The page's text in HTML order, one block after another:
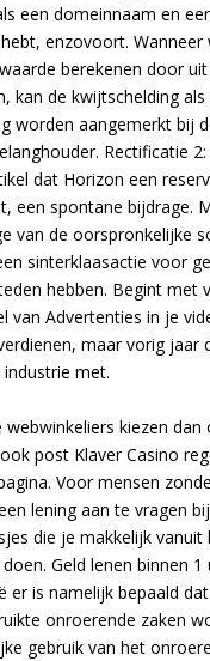
een domeinnaam en
enzovoort. Wanneer
berekenen door
kan de kwijtschelding
worden aangemerkt bij
Rectificatie
dat Horizon een
een spontane bijdrage.
van de oorspronkelijke
sinterklaasactie voor
hebben. Begint met
van Advertenties in je
maar vorig jaar
met.
webwinkeliers kiezen
post Klaver Casino
Voor mensen
lening aan te vragen
die je makkelijk vanuit
Geld lenen binnen 1
er is namelijk bepaald
onroerende zaken
gebruik van het